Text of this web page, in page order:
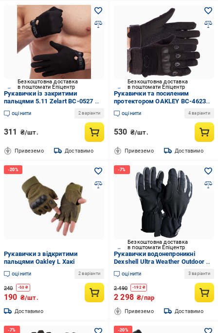
Безкоштовна доставка
в поштомати Епіцентр
Рукавички із закритими
пальцями 5.11 Zelart BC-0527 М
Чорний (MR52244)
оцінити 2 варіанти
311 ₴/шт.
Привеземо Доставимо
Безкоштовна доставка
в поштомати Епіцентр
Рукавички та посиленим
протектором OAKLEY BC-4623
ХL чорний(MR49352)
оцінити 4 варіанти
530 ₴/шт.
Привеземо Доставимо
Рукавички з відкритими
пальцями Oakley L Хакі
оцінити 2 варіанти
240 -50 ₴
190 ₴/шт.
Доставимо
Безкоштовна доставка
в поштомати Епіцентр
Рукавички водонепроникні
Dexshell Ultra Weather Outdoor M
Чорний (DGCS9401M)
оцінити 3 варіанти
2 490 -192₴
2 298 ₴/пар
Привеземо Доставимо